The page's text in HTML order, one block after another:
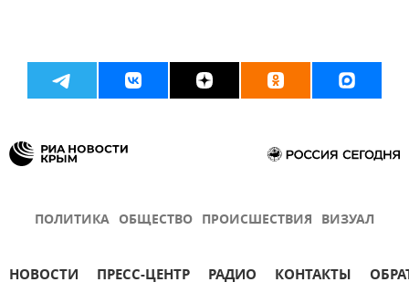
ПОЛИТИКА ОБЩЕСТВО ПРОИСШЕСТВИЯ ВИЗУАЛ
НОВОСТИ ПРЕСС-ЦЕНТР РАДИО КОНТАКТЫ